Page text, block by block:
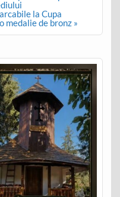
la Cupa
de bronz »